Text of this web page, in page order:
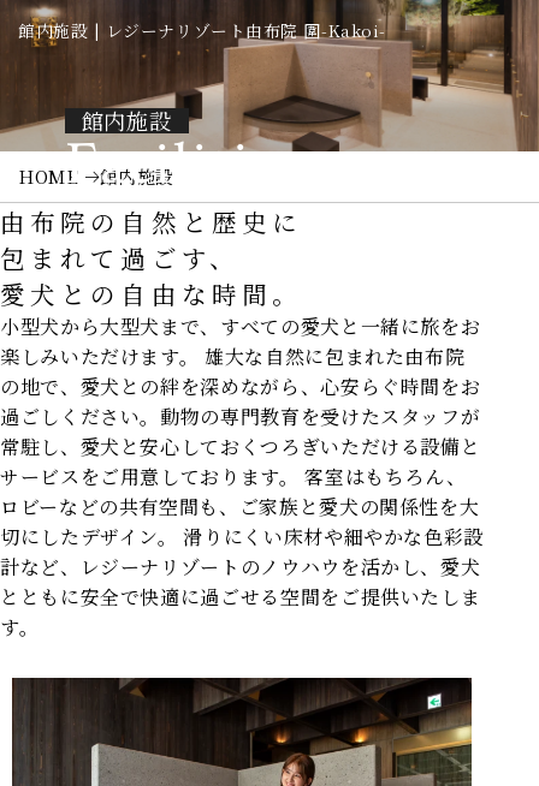
館内施設 | レジーナリゾート由布院 圍-Kakoi-
館内施設
Facilities
HOME 館内施設
由布院の自然と歴史に
包まれて過ごす、
愛犬との自由な時間。
小型犬から大型犬まで、すべての愛犬と一緒に旅をお
楽しみいただけます。 雄大な自然に包まれた由布院
の地で、愛犬との絆を深めながら、心安らぐ時間をお
過ごしください。動物の専門教育を受けたスタッフが
常駐し、愛犬と安心しておくつろぎいただける設備と
サービスをご用意しております。 客室はもちろん、
ロビーなどの共有空間も、ご家族と愛犬の関係性を大
切にしたデザイン。
滑りにくい床材や細やかな色彩設
計など、レジーナリゾートのノウハウを活かし、愛犬
とともに安全で快適に過ごせる空間をご提供いたしま
す。